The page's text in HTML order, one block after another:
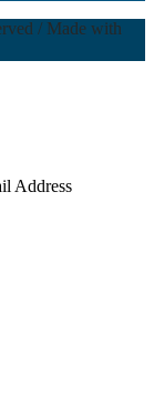
/ Made with
Address